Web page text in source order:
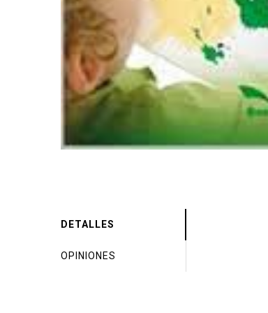
DETALLES
OPINIONES